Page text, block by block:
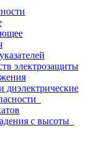
электрозащиты
диэлектрические
с высоты